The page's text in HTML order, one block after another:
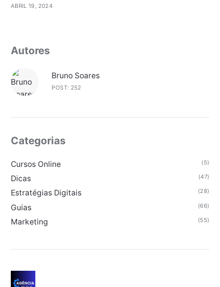
ABRIL 19, 2024
Autores
Bruno Soares
POST: 252
Categorias
Cursos Online (5)
Dicas (47)
Estratégias Digitais (28)
Guias (66)
Marketing (55)